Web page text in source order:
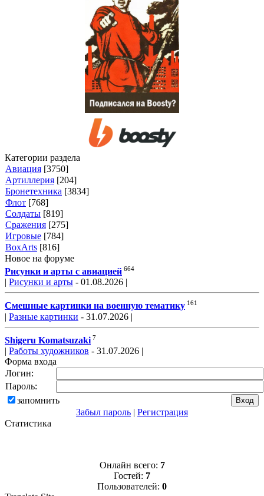
Категории раздела
Авиация [3750]
Артиллерия [204]
Бронетехника [3834]
Флот [768]
Солдаты [819]
Сражения [275]
Игровые [784]
BoxArts [816]
Новое на форуме
Рисунки и арты с авиацией 664
| Рисунки и арты - 01.08.2026 |
Смешные картинки на военную тематику 161
| Разные картинки - 31.07.2026 |
Shigeru Komatsuzaki 7
| Работы художников - 31.07.2026 |
Форма входа
Логин:
Пароль:
запомнить
Забыл пароль | Регистрация
Статистика
Онлайн всего: 7
Гостей: 7
Пользователей: 0